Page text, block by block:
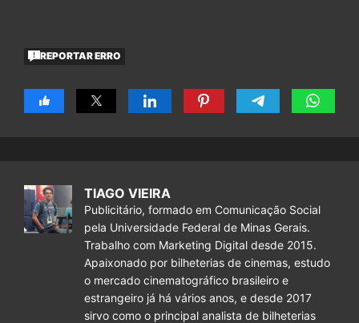
REPORTAR ERRO
TIAGO VIEIRA
Publicitário, formado em Comunicação Social
pela Universidade Federal de Minas Gerais.
Trabalho com Marketing Digital desde 2015.
Apaixonado por bilheterias de cinemas, estudo
o mercado cinematográfico brasileiro e
estrangeiro já há vários anos, e desde 2017
sirvo como o principal analista de bilheterias